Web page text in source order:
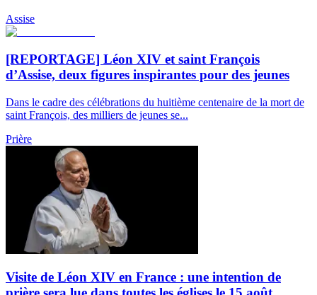
Assise
[REPORTAGE] Léon XIV et saint François
d’Assise, deux figures inspirantes pour des jeunes
Dans le cadre des célébrations du huitième centenaire de la mort de
saint François, des milliers de jeunes se...
Prière
Visite de Léon XIV en France : une intention de